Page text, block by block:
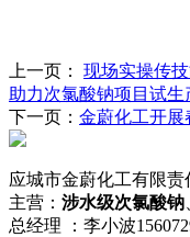
上一页： 现场实操传
助力次氯酸钠项目试生
下一页： 金蔚化工开展
应城市金蔚化工有限责
主营： 涉水级次氯酸钠
总经理 ：李小波